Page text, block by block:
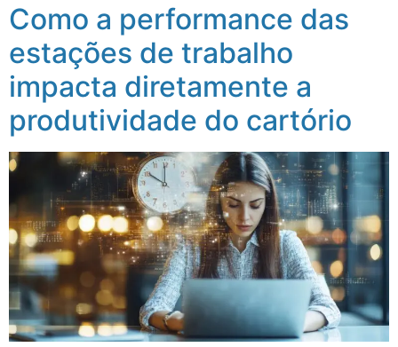
Como a performance das
estações de trabalho
impacta diretamente a
produtividade do cartório